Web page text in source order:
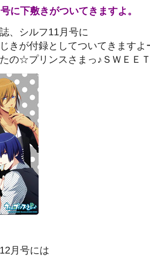
に下敷きがついてきますよ。
、シルフ11月号に
きが付録としてついてきますよ
の☆プリンスさまっ♪ＳＷＥＥ
月号には